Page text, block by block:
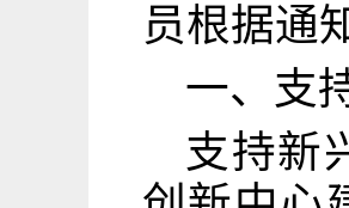
员根据通
一、支
支持新